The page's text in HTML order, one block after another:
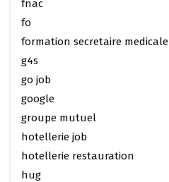
fnac
fo
formation secretaire medicale
g4s
go job
google
groupe mutuel
hotellerie job
hotellerie restauration
hug